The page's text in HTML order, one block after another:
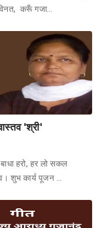
करूँ गजा…
'श्री'
हरो, हर लो‌ सकल
शुभ कार्य पूजन …